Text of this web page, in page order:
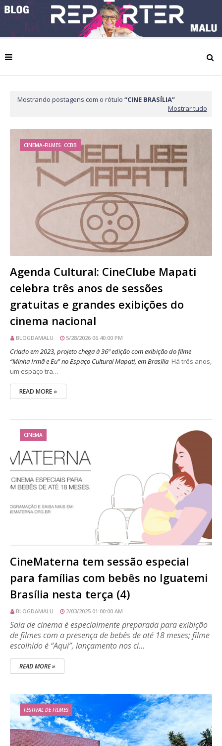
Mostrando postagens com o rótulo
CINE BRASÍLIA
Mostrar tudo
CINEMA-FILMES. CCBB
Agenda Cultural: CineClube Mapati
celebra três anos de sessões
gratuitas e grandes exibições do
cinema nacional
BLOGDAMALU 5/28/2026 06:40:00 PM
Criado em 2023, projeto chega à 36ª edição com exibição do filme
“Minha Irmã e Eu” no Espaço Cultural Mapati, em Brasília Há três anos,
um espaço tra…
READ MORE »
CINEMA
CineMaterna tem sessão especial
para famílias com bebês no Iguatemi
Brasília nesta terça (4)
BLOGDAMALU 2/03/2025 01:00:00 AM
Sala de cinema é especialmente preparada para exibição
de filmes com a presença de bebês de até 18 meses; filme
escolhido é “Aqui”, lançamento nos ci…
READ MORE »
FESTIVAL DE FILMES